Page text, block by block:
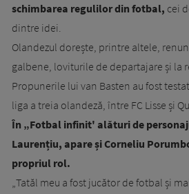
schimbarea regulilor din fotbal, cei
dintre idei.
Olandezul dorește, printre altele,
galbene, loviturile de departajare și la
Propunerile lui van Basten au fost
liga a treia olandeză, între FC Lisse și
În „Fotbal infinit' alături de
Laurențiu, apare și Corneliu
propriul rol.
„Tatăl meu a fost jucător de fotbal și